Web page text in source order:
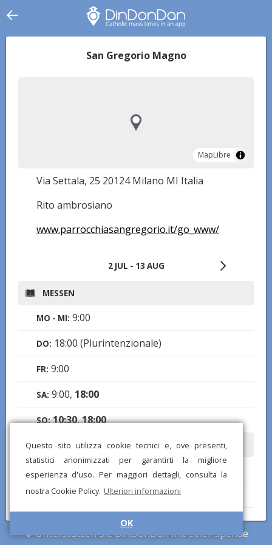
Questo sito utilizza cookie tecnici e, ove presenti,
statistici anonimizzati per garantirti la migliore
esperienza d'uso. Per maggiori dettagli, consulta la
nostra Cookie Policy. Ulteriori informazioni
OK
San Gregorio Magno
MapLibre
MapLibre
Via Settala, 25 20124 Milano MI Italia
Rito ambrosiano
www.parrocchiasangregorio.it/go_www/
2 JUL - 13 AUG
MESSEN
MO - MI: 9:00
DO: 18:00 (Plurintenzionale)
FR: 9:00
SA: 9:00, 18:00
SO: 10:30,18:00
BEICHTEN
SA: 17:30-19:00
SO: 9:00-12:00, 17:30-19:00
Tutti gli altri giorni a richiesta in
sacrestia 30 minuti prima e dopo le Sante
Unterstützen Sie DinDonDan mit einer Spende